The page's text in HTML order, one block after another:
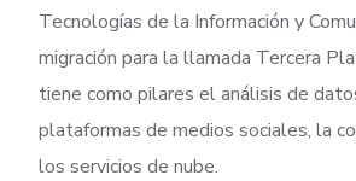
Tecnologías de la Información y
migración para la llamada Tercera
tiene como pilares el análisis de
plataformas de medios sociales, la
los servicios de nube.